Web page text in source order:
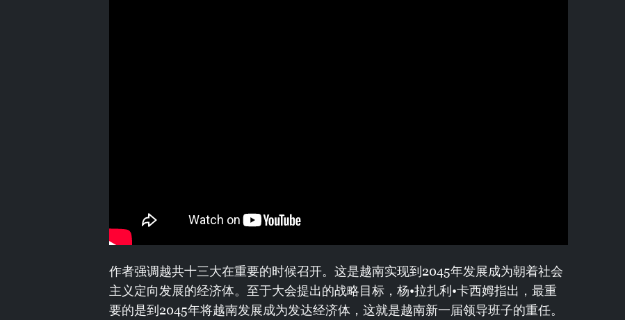
作者强调越共十三大在重要的时候召开。这是越南实现到2045年发展成为朝着社会
主义定向发展的经济体。至于大会提出的战略目标，杨•拉扎利•卡西姆指出，最重
要的是到2045年将越南发展成为发达经济体，这就是越南新一届领导班子的重任。